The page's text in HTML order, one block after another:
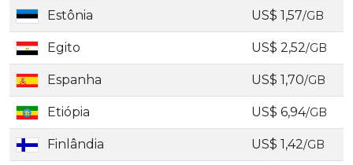
Estônia US$ 1,57/GB
Egito US$ 2,52/GB
Espanha US$ 1,70/GB
Etiópia US$ 6,94/GB
Finlândia US$ 1,42/GB